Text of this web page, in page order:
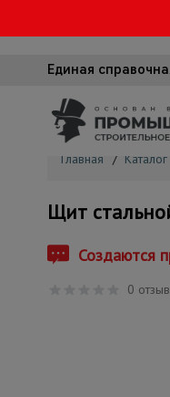
Единая
Главная / Каталог
Щит
Создаются
0